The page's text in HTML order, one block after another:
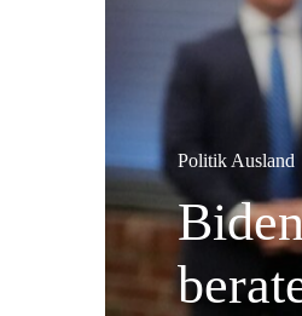
Politik Ausland